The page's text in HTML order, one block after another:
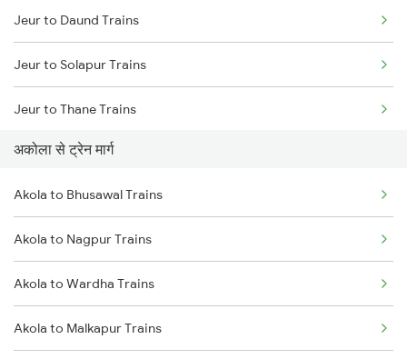
Mumbai to Goa Trains
Chennai to Coimbatore Trains
Jeur to Daund Trains
Jeur to Solapur Trains
Jeur to Thane Trains
अकोला से ट्रेन मार्ग
Akola to Bhusawal Trains
Akola to Nagpur Trains
Akola to Wardha Trains
Akola to Malkapur Trains